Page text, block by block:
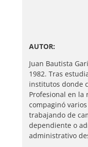
AUTOR:
Juan Bautista
1982. Tras
institutos donde
Profesional en la
compaginó
trabajando de
dependiente o
administrativo